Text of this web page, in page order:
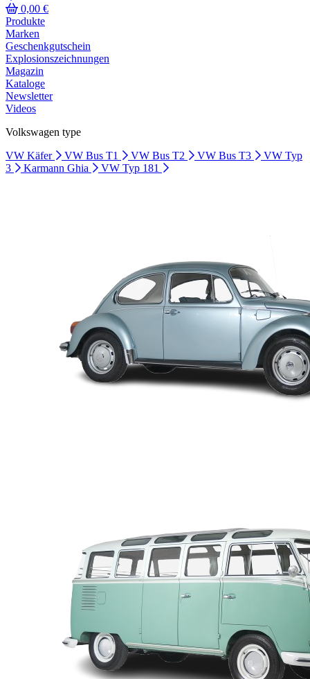
0,00 €
Produkte
Marken
Geschenkgutschein
Explosionszeichnungen
Magazin
Kataloge
Newsletter
Videos
Volkswagen type
VW Käfer
VW Bus T1 VW Bus T2 VW Bus T3
VW Typ
3
Karmann Ghia VW Typ 181